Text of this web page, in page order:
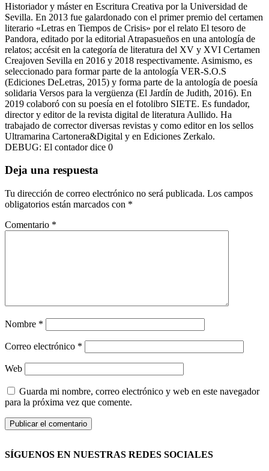
Historiador y máster en Escritura Creativa por la Universidad de
Sevilla. En 2013 fue galardonado con el primer premio del certamen
literario «Letras en Tiempos de Crisis» por el relato El tesoro de
Pandora, editado por la editorial Atrapasueños en una antología de
relatos; accésit en la categoría de literatura del XV y XVI Certamen
Creajoven Sevilla en 2016 y 2018 respectivamente. Asimismo, es
seleccionado para formar parte de la antología VER-S.O.S
(Ediciones DeLetras, 2015) y forma parte de la antología de poesía
solidaria Versos para la vergüenza (El Jardín de Judith, 2016). En
2019 colaboró con su poesía en el fotolibro SIETE. Es fundador,
director y editor de la revista digital de literatura Aullido. Ha
trabajado de corrector diversas revistas y como editor en los sellos
Ultramarina Cartonera&Digital y en Ediciones Zerkalo.
DEBUG: El contador dice 0
Deja una respuesta
Tu dirección de correo electrónico no será publicada. Los campos
obligatorios están marcados con *
Comentario *
Nombre *
Correo electrónico *
Web
Guarda mi nombre, correo electrónico y web en este navegador
para la próxima vez que comente.
SÍGUENOS EN NUESTRAS REDES SOCIALES